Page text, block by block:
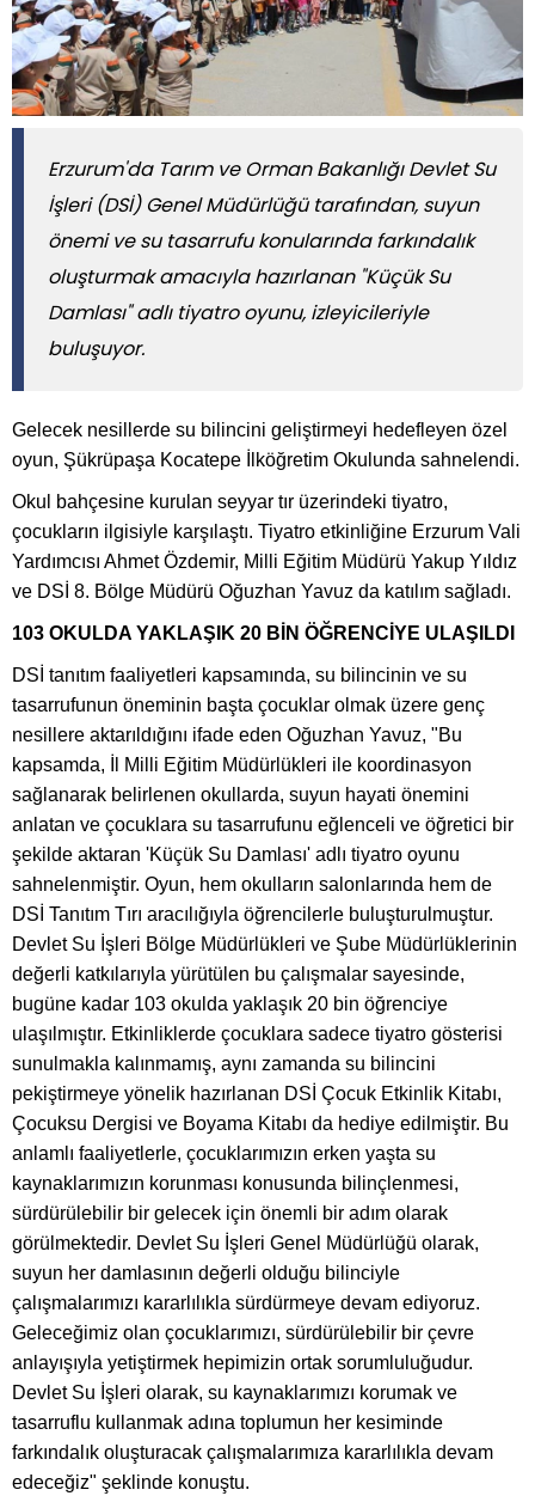
Erzurum'da Tarım ve Orman Bakanlığı Devlet Su
İşleri (DSİ) Genel Müdürlüğü tarafından, suyun
önemi ve su tasarrufu konularında farkındalık
oluşturmak amacıyla hazırlanan "Küçük Su
Damlası" adlı tiyatro oyunu, izleyicileriyle
buluşuyor.
Gelecek nesillerde su bilincini geliştirmeyi hedefleyen özel
oyun, Şükrüpaşa Kocatepe İlköğretim Okulunda sahnelendi.
Okul bahçesine kurulan seyyar tır üzerindeki tiyatro,
çocukların ilgisiyle karşılaştı. Tiyatro etkinliğine Erzurum Vali
Yardımcısı Ahmet Özdemir, Milli Eğitim Müdürü Yakup Yıldız
ve DSİ 8. Bölge Müdürü Oğuzhan Yavuz da katılım sağladı.
103 OKULDA YAKLAŞIK 20 BİN ÖĞRENCİYE ULAŞILDI
DSİ tanıtım faaliyetleri kapsamında, su bilincinin ve su
tasarrufunun öneminin başta çocuklar olmak üzere genç
nesillere aktarıldığını ifade eden Oğuzhan Yavuz, "Bu
kapsamda, İl Milli Eğitim Müdürlükleri ile koordinasyon
sağlanarak belirlenen okullarda, suyun hayati önemini
anlatan ve çocuklara su tasarrufunu eğlenceli ve öğretici bir
şekilde aktaran 'Küçük Su Damlası' adlı tiyatro oyunu
sahnelenmiştir. Oyun, hem okulların salonlarında hem de
DSİ Tanıtım Tırı aracılığıyla öğrencilerle buluşturulmuştur.
Devlet Su İşleri Bölge Müdürlükleri ve Şube Müdürlüklerinin
değerli katkılarıyla yürütülen bu çalışmalar sayesinde,
bugüne kadar 103 okulda yaklaşık 20 bin öğrenciye
ulaşılmıştır. Etkinliklerde çocuklara sadece tiyatro gösterisi
sunulmakla kalınmamış, aynı zamanda su bilincini
pekiştirmeye yönelik hazırlanan DSİ Çocuk Etkinlik Kitabı,
Çocuksu Dergisi ve Boyama Kitabı da hediye edilmiştir. Bu
anlamlı faaliyetlerle, çocuklarımızın erken yaşta su
kaynaklarımızın korunması konusunda bilinçlenmesi,
sürdürülebilir bir gelecek için önemli bir adım olarak
görülmektedir. Devlet Su İşleri Genel Müdürlüğü olarak,
suyun her damlasının değerli olduğu bilinciyle
çalışmalarımızı kararlılıkla sürdürmeye devam ediyoruz.
Geleceğimiz olan çocuklarımızı, sürdürülebilir bir çevre
anlayışıyla yetiştirmek hepimizin ortak sorumluluğudur.
Devlet Su İşleri olarak, su kaynaklarımızı korumak ve
tasarruflu kullanmak adına toplumun her kesiminde
farkındalık oluşturacak çalışmalarımıza kararlılıkla devam
edeceğiz" şeklinde konuştu.